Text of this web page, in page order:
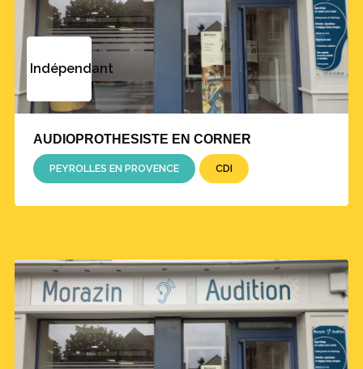
Indépendant
AUDIOPROTHESISTE EN CORNER
PEYROLLES EN PROVENCE CDI